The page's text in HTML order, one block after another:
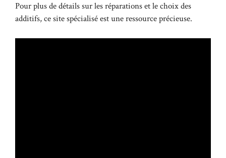
Pour plus de détails sur les réparations et le choix des
additifs,ce site spécialiséest une ressource précieuse.